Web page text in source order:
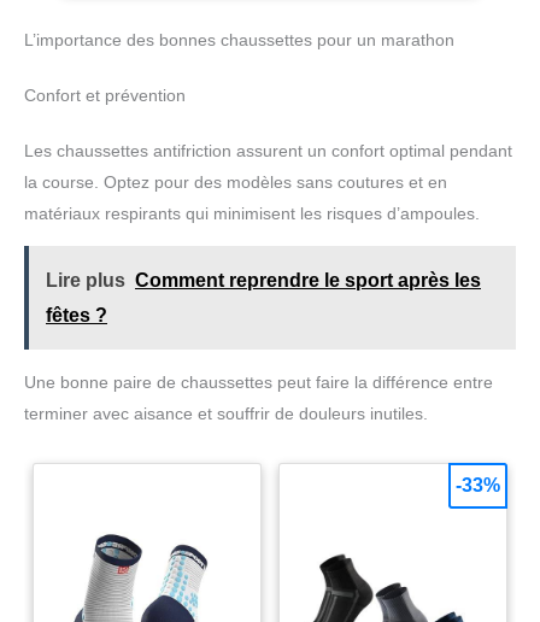
pêche, les sports de plein air et
autres activités de plein air. De
un jean, un pantalon décontracté,
L’importance des bonnes chaussettes pour un marathon
Confort et prévention
Les chaussettes antifriction assurent un confort optimal pendant
la course. Optez pour des modèles sans coutures et en
matériaux respirants qui minimisent les risques d’ampoules.
Lire plus Comment reprendre le sport après les
fêtes ?
Une bonne paire de chaussettes peut faire la différence entre
terminer avec aisance et souffrir de douleurs inutiles.
-33%